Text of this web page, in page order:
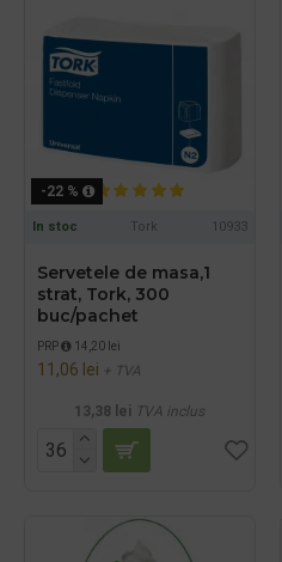
-22 %
In stoc Tork 10933
Servetele de masa,1
strat, Tork, 300
buc/pachet
PRP 14,20 lei
11,06 lei + TVA
13,38 lei TVA inclus